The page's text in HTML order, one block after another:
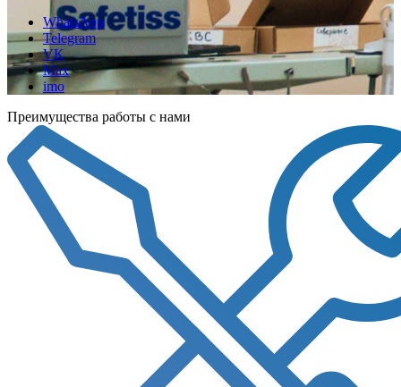
WhatsApp
Telegram
VK
Max
imo
Преимущества работы с нами